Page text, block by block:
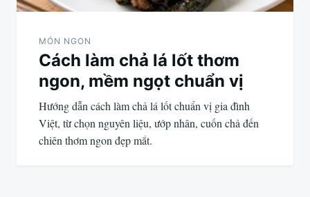
MÓN NGON
Cách làm chả lá lốt thơm
ngon, mềm ngọt chuẩn vị
Hướng dẫn cách làm chả lá lốt chuẩn vị gia đình
Việt, từ chọn nguyên liệu, ướp nhân, cuốn chả đến
chiên thơm ngon đẹp mắt.